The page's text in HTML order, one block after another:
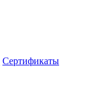
Сертификаты